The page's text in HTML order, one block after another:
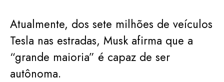
Atualmente, dos sete milhões de veículos
Tesla nas estradas, Musk afirma que a
“grande maioria” é capaz de ser
autônoma.